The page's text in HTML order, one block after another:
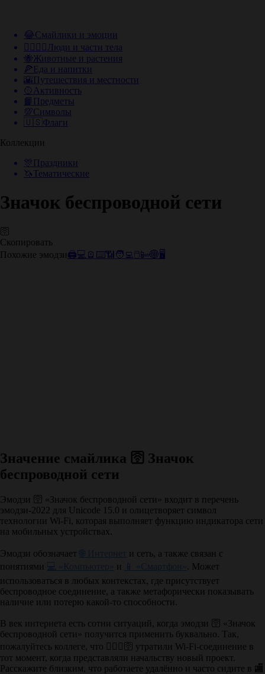
😂Смайлики и эмоции
👩‍❤️‍💋‍👨 Люди и части тела
🐝Животные и растения
🍕Еда и напитки
🌇Путешествия и местности
🥎 Активность
📙 Предметы
💯Символы
🇺🇸Флаги
Коллекции
🎊 Праздники
🦄 Тематические
Значок беспроводной сети
🛜
Скопировать
Похожие эмодзи🖨️💻 🪫 ⌨️📶 🧑‍💻🖱️📴🌐🖥️
Значение смайлика 🛜 Значок
беспроводной сети
Эмодзи 🛜 «Значок беспроводной сети» входит в перечень
эмодзи-2022 для Unicode 15.0 и олицетворяет символ
технологии Wi-Fi, которая выполняет функцию индикатора сети
на мобильных устройствах.
Эмодзи обозначает🌐 Интернет и сеть, а также связан с
понятиями 💻 «Компьютер» и 📱 «Смартфон»
. Может
использоваться в любых контекстах, где присутствует
беспроводное соединение, а также метафорически показывать
наличие или потерю какой-то способности.
В век интернета есть сотни ситуаций, когда эмодзи 🛜 «Значок
беспроводной сети» получится применить буквально. Так,
пожалуйтесь коллеге, что 🤷‍♀️❌🛜 утратили Wi-Fi-соединение в
тот момент, когда представляли начальству новый проект.
Расскажите близким, что работаете удалённо и часто сидите в 🏬